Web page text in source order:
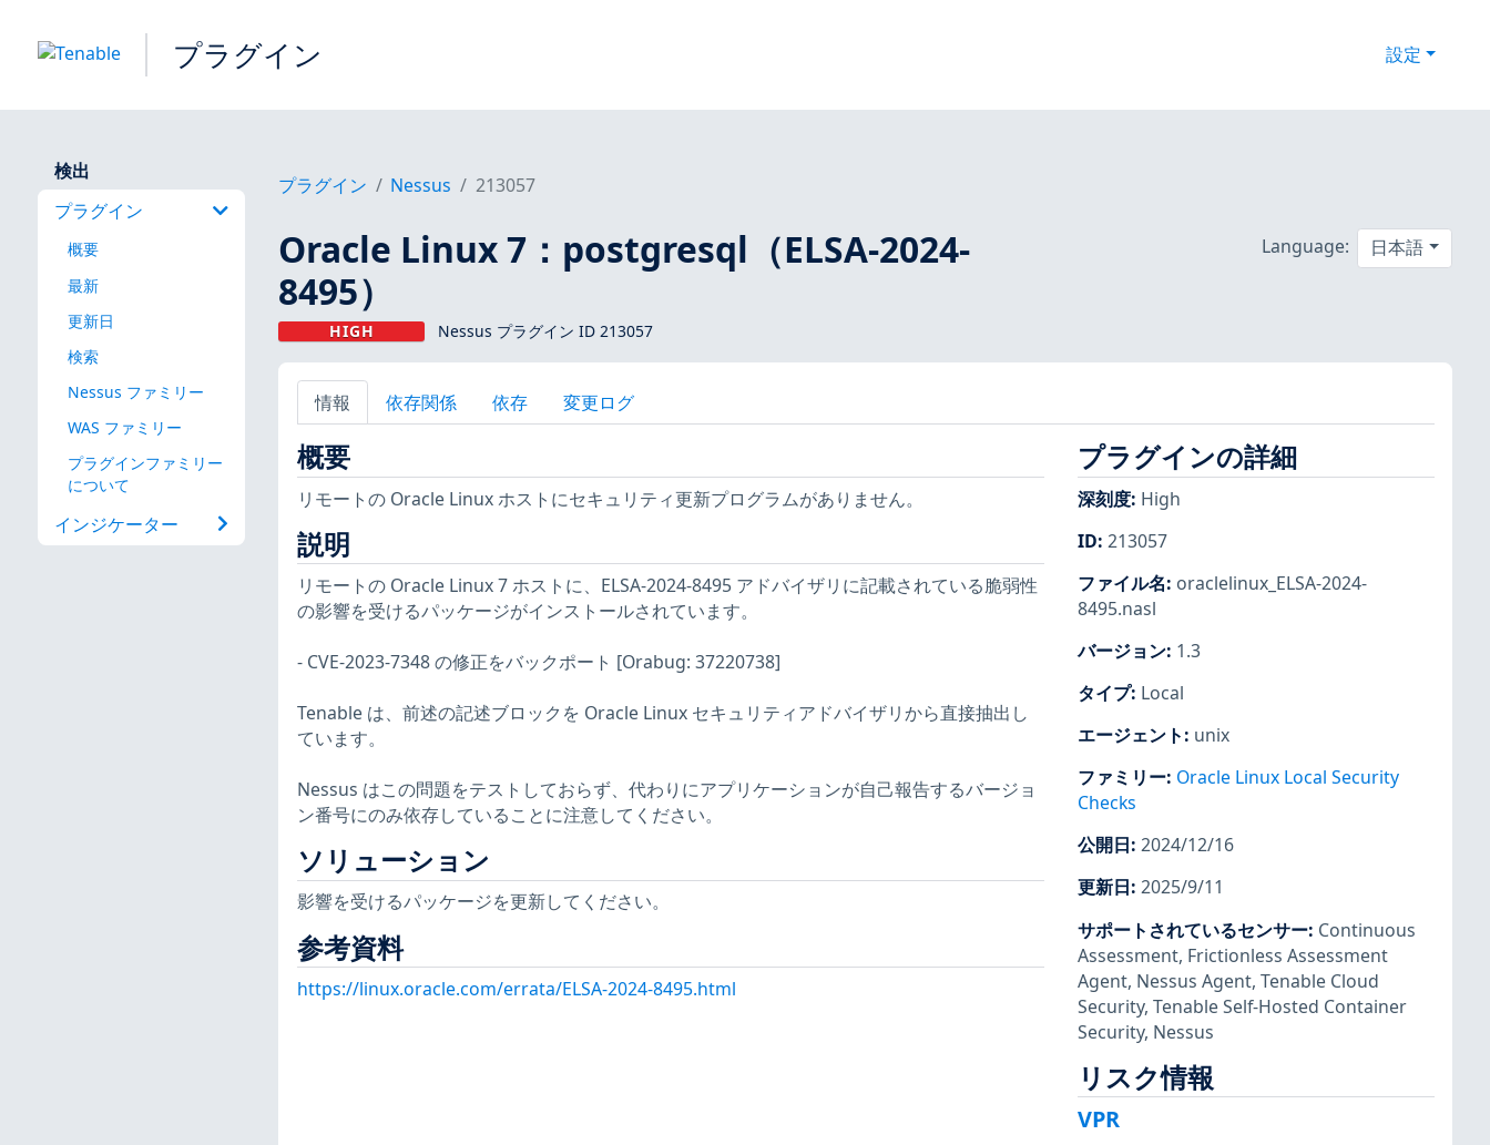
プラグイン 設定
検出
プラグイン
概要
最新
更新日
検索
Nessus ファミリー
WAS ファミリー
プラグインファミリー
について
インジケーター
プラグイン Nessus 213057
Oracle Linux 7：postgresql（ELSA-2024-
8495）
HIGH Nessus プラグイン ID 213057
Language: 日本語
情報 依存関係 依存 変更ログ
概要
リモートの Oracle Linux ホストにセキュリティ更新プログラムがありません。
説明
リモートの Oracle Linux 7 ホストに、ELSA-2024-8495 アドバイザリに記載されている脆弱性
の影響を受けるパッケージがインストールされています。
- CVE-2023-7348 の修正をバックポート [Orabug: 37220738]
Tenable は、前述の記述ブロックを Oracle Linux セキュリティアドバイザリから直接抽出し
ています。
Nessus はこの問題をテストしておらず、代わりにアプリケーションが自己報告するバージョ
ン番号にのみ依存していることに注意してください。
ソリューション
影響を受けるパッケージを更新してください。
参考資料
https://linux.oracle.com/errata/ELSA-2024-8495.html
プラグインの詳細
深刻度: High
ID: 213057
ファイル名: oraclelinux_ELSA-2024-
8495.nasl
バージョン: 1.3
タイプ: Local
エージェント: unix
ファミリー: Oracle Linux Local Security
Checks
公開日: 2024/12/16
更新日: 2025/9/11
サポートされているセンサー: Continuous
Assessment, Frictionless Assessment
Agent, Nessus Agent, Tenable Cloud
Security, Tenable Self-Hosted Container
Security, Nessus
リスク情報
VPR